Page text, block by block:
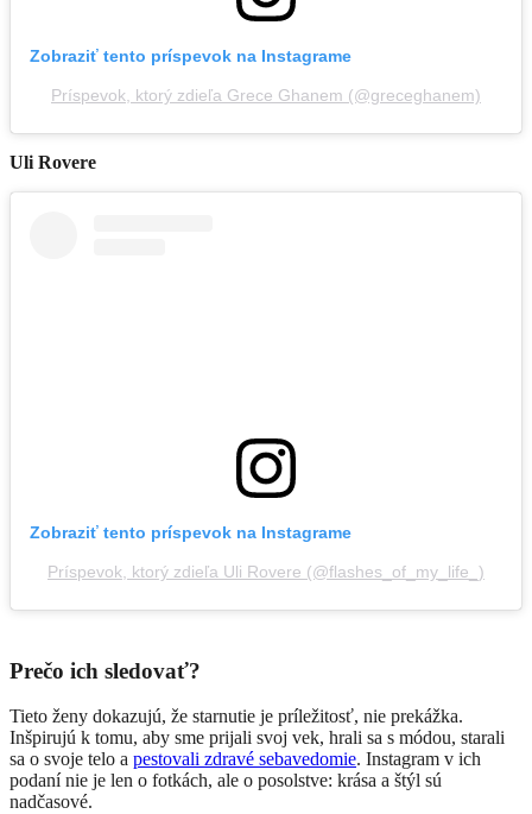
Zobraziť tento príspevok na Instagrame
Príspevok, ktorý zdieľa Grece Ghanem (@greceghanem)
Uli Rovere
Zobraziť tento príspevok na Instagrame
Príspevok, ktorý zdieľa Uli Rovere (@flashes_of_my_life_)
Prečo ich sledovať?
Tieto ženy dokazujú, že starnutie je príležitosť, nie prekážka.
Inšpirujú k tomu, aby sme prijali svoj vek, hrali sa s módou, starali
sa o svoje telo a pestovali zdravé sebavedomie. Instagram v ich
podaní nie je len o fotkách, ale o posolstve: krása a štýl sú
nadčasové.